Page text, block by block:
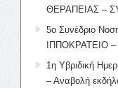
ΘΕΡΑΠΕΙΑΣ –
5ο Συνέδριο
ΙΠΠΟΚΡΑΤΕΙΟ –
1η Υβριδική
– Αναβολή